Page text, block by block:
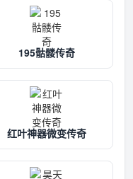
195骷髅传奇
红叶神器微变传奇